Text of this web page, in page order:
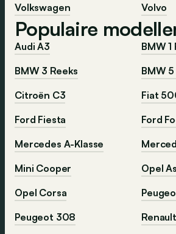
Volkswagen
Volvo
Populaire
Audi A3
BMW 1
BMW 3 Reeks
BMW
Citroën C3
Fiat
Ford Fiesta
Ford
Mercedes A-Klasse
Mini Cooper
Opel
Opel Corsa
Peugeot 308